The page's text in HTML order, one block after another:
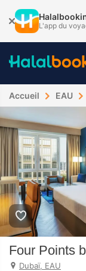
L'app du
Accueil EAU
Four Points
Dubaï, EAU